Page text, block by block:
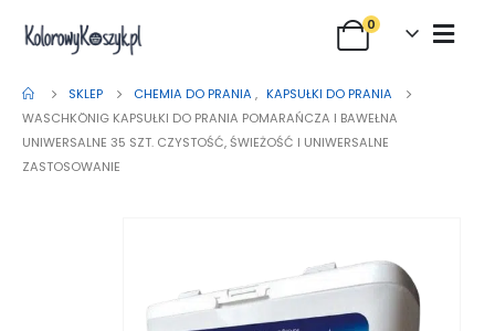
0
SKLEP CHEMIA DO PRANIA , KAPSUŁKI DO PRANIA
WASCHKÖNIG KAPSUŁKI DO PRANIA POMARAŃCZA I BAWEŁNA
UNIWERSALNE 35 SZT. CZYSTOŚĆ, ŚWIEŻOŚĆ I UNIWERSALNE
ZASTOSOWANIE